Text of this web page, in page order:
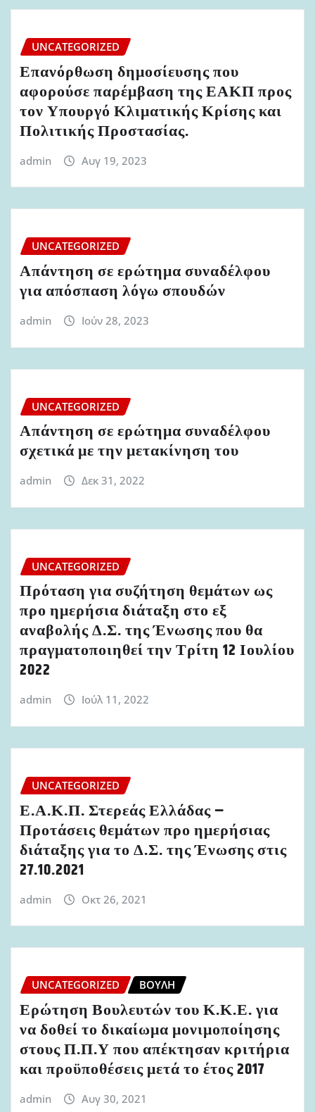
UNCATEGORIZED
Επανόρθωση δημοσίευσης που
αφορούσε παρέμβαση της ΕΑΚΠ προς
τον Υπουργό Κλιματικής Κρίσης και
Πολιτικής Προστασίας.
admin Αυγ 19, 2023
UNCATEGORIZED
Απάντηση σε ερώτημα συναδέλφου
για απόσπαση λόγω σπουδών
admin Ιούν 28, 2023
UNCATEGORIZED
Απάντηση σε ερώτημα συναδέλφου
σχετικά με την μετακίνηση του
admin Δεκ 31, 2022
UNCATEGORIZED
Πρόταση για συζήτηση θεμάτων ως
προ ημερήσια διάταξη στο εξ
αναβολής Δ.Σ. της Ένωσης που θα
πραγματοποιηθεί την Τρίτη 12 Ιουλίου
2022
admin Ιούλ 11, 2022
UNCATEGORIZED
Ε.Α.Κ.Π. Στερεάς Ελλάδας –
Προτάσεις θεμάτων προ ημερήσιας
διάταξης για το Δ.Σ. της Ένωσης στις
27.10.2021
admin Οκτ 26, 2021
UNCATEGORIZED ΒΟΥΛΉ
Ερώτηση Βουλευτών του Κ.Κ.Ε. για
να δοθεί το δικαίωμα μονιμοποίησης
στους Π.Π.Υ που απέκτησαν κριτήρια
και προϋποθέσεις μετά το έτος 2017
admin Αυγ 30, 2021